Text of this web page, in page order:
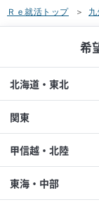
Ｒｅ就活トップ
希
北海道・東北
関東
甲信越・北陸
東海・中部